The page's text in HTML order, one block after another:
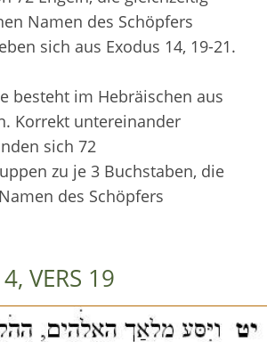
Namen des Schöpfers
sich aus Exodus 14, 19-21.
besteht im Hebräischen aus
Korrekt untereinander
sich 72
zu je 3 Buchstaben, die
des Schöpfers
VERS 19